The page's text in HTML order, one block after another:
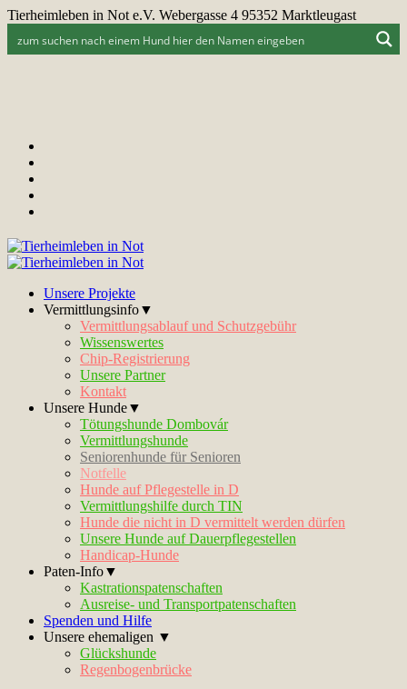
Tierheimleben in Not e.V. Webergasse 4 95352 Marktleugast
Unsere Projekte
Vermittlungsinfo▼
Vermittlungsablauf und Schutzgebühr
Wissenswertes
Chip-Registrierung
Unsere Partner
Kontakt
Unsere Hunde▼
Tötungshunde Dombovár
Vermittlungshunde
Seniorenhunde für Senioren
Notfelle
Hunde auf Pflegestelle in D
Vermittlungshilfe durch TIN
Hunde die nicht in D vermittelt werden dürfen
Unsere Hunde auf Dauerpflegestellen
Handicap-Hunde
Paten-Info▼
Kastrationspatenschaften
Ausreise- und Transportpatenschaften
Spenden und Hilfe
Unsere ehemaligen ▼
Glückshunde
Regenbogenbrücke